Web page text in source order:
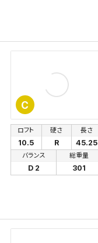
C
ロフト
10.5
硬さ
R
長さ
45.25
バランス
D 2
総重量
301